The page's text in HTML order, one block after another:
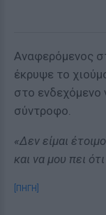
Αναφερόμενος
έκρυψε το
στο ενδεχόμενο
σύντροφο.
«Δεν είμαι
και να μου πει
[ΠΗΓΗ]